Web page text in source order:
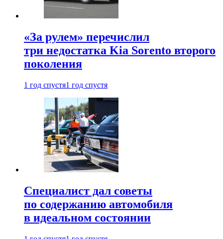
«За рулем» перечислил
три недостатка Kia Sorento второго
поколения
1 год спустя1 год спустя
Специалист дал советы
по содержанию автомобиля
в идеальном состоянии